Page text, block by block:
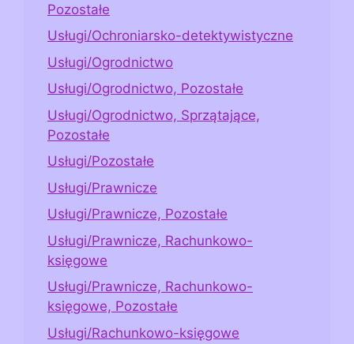
Pozostałe
Usługi/Ochroniarsko-detektywistyczne
Usługi/Ogrodnictwo
Usługi/Ogrodnictwo, Pozostałe
Usługi/Ogrodnictwo, Sprzątające,
Pozostałe
Usługi/Pozostałe
Usługi/Prawnicze
Usługi/Prawnicze, Pozostałe
Usługi/Prawnicze, Rachunkowo-
księgowe
Usługi/Prawnicze, Rachunkowo-
księgowe, Pozostałe
Usługi/Rachunkowo-księgowe